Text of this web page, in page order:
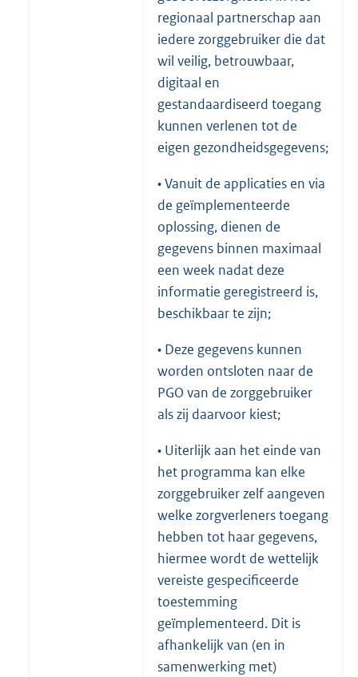
regionaal partnerschap aan
iedere zorggebruiker die dat
wil veilig, betrouwbaar,
digitaal en
gestandaardiseerd toegang
kunnen verlenen tot de
eigen gezondheidsgegevens;
• Vanuit de applicaties en via
de geïmplementeerde
oplossing, dienen de
gegevens binnen maximaal
een week nadat deze
informatie geregistreerd is,
beschikbaar te zijn;
• Deze gegevens kunnen
worden ontsloten naar de
PGO van de zorggebruiker
als zij daarvoor kiest;
• Uiterlijk aan het einde van
het programma kan elke
zorggebruiker zelf aangeven
welke zorgverleners toegang
hebben tot haar gegevens,
hiermee wordt de wettelijk
vereiste gespecificeerde
toestemming
geïmplementeerd. Dit is
afhankelijk van (en in
samenwerking met)